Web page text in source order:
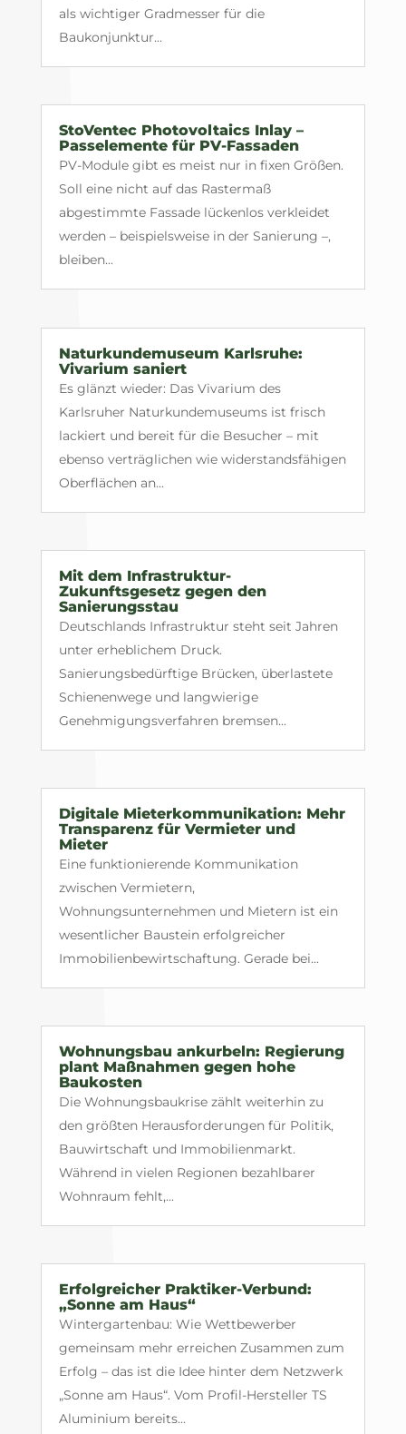
als wichtiger Gradmesser für die
Baukonjunktur...
StoVentec Photovoltaics Inlay –
Passelemente für PV-Fassaden
PV-Module gibt es meist nur in fixen Größen.
Soll eine nicht auf das Rastermaß
abgestimmte Fassade lückenlos verkleidet
werden – beispielsweise in der Sanierung –,
bleiben...
Naturkundemuseum Karlsruhe:
Vivarium saniert
Es glänzt wieder: Das Vivarium des
Karlsruher Naturkundemuseums ist frisch
lackiert und bereit für die Besucher – mit
ebenso verträglichen wie widerstandsfähigen
Oberflächen an...
Mit dem Infrastruktur-
Zukunftsgesetz gegen den
Sanierungsstau
Deutschlands Infrastruktur steht seit Jahren
unter erheblichem Druck.
Sanierungsbedürftige Brücken, überlastete
Schienenwege und langwierige
Genehmigungsverfahren bremsen...
Digitale Mieterkommunikation: Mehr
Transparenz für Vermieter und
Mieter
Eine funktionierende Kommunikation
zwischen Vermietern,
Wohnungsunternehmen und Mietern ist ein
wesentlicher Baustein erfolgreicher
Immobilienbewirtschaftung. Gerade bei...
Wohnungsbau ankurbeln: Regierung
plant Maßnahmen gegen hohe
Baukosten
Die Wohnungsbaukrise zählt weiterhin zu
den größten Herausforderungen für Politik,
Bauwirtschaft und Immobilienmarkt.
Während in vielen Regionen bezahlbarer
Wohnraum fehlt,...
Erfolgreicher Praktiker-Verbund:
„Sonne am Haus“
Wintergartenbau: Wie Wettbewerber
gemeinsam mehr erreichen Zusammen zum
Erfolg – das ist die Idee hinter dem Netzwerk
„Sonne am Haus“. Vom Profil-Hersteller TS
Aluminium bereits...